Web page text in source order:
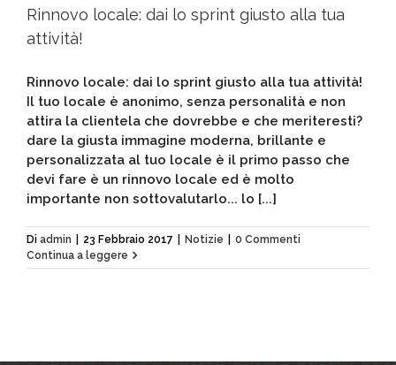
Rinnovo locale: dai lo sprint giusto alla tua
attività!
Rinnovo locale: dai lo sprint giusto alla tua attività!
Il tuo locale è anonimo, senza personalità e non
attira la clientela che dovrebbe e che meriteresti?
dare la giusta immagine moderna, brillante e
personalizzata al tuo locale è il primo passo che
devi fare è un rinnovo locale ed è molto
importante non sottovalutarlo... lo [...]
Di admin 23 Febbraio 2017 Notizie
0 Commenti
Continua a leggere